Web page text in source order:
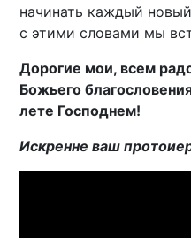
начинать каждый
с этими словами мы
Дорогие мои, всем
Божьего
лете Господнем!
Искренне ваш